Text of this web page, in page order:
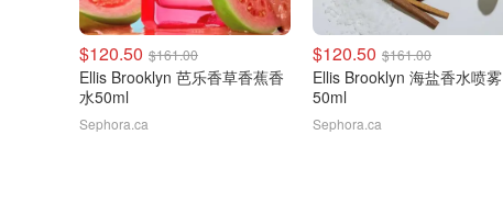
$120.50 $161.00
Ellis Brooklyn 芭乐香草香蕉香
水50ml
Sephora.ca
$120.50 $161.00
Ellis Brooklyn 海盐香水喷雾
50ml
Sephora.ca